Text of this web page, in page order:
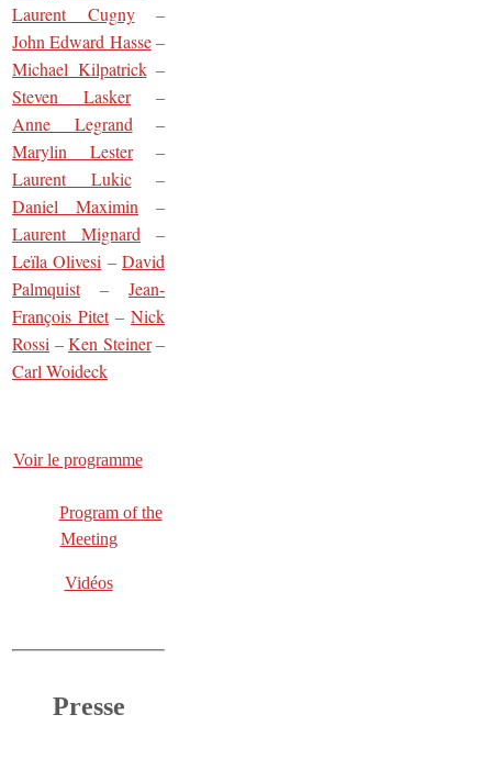
Laurent Cugny–
John Edward Hasse–
Michael Kilpatrick–
Steven Lasker–
Anne Legrand –
Marylin Lester–
Laurent Lukic–
Daniel Maximin –
Laurent Mignard –
Leïla Olivesi –David
Palmquist– Jean-
François Pitet– Nick
Rossi – Ken Steiner–
Carl Woideck
Voir le programme
Program of the
Meeting
Vidéos
Presse